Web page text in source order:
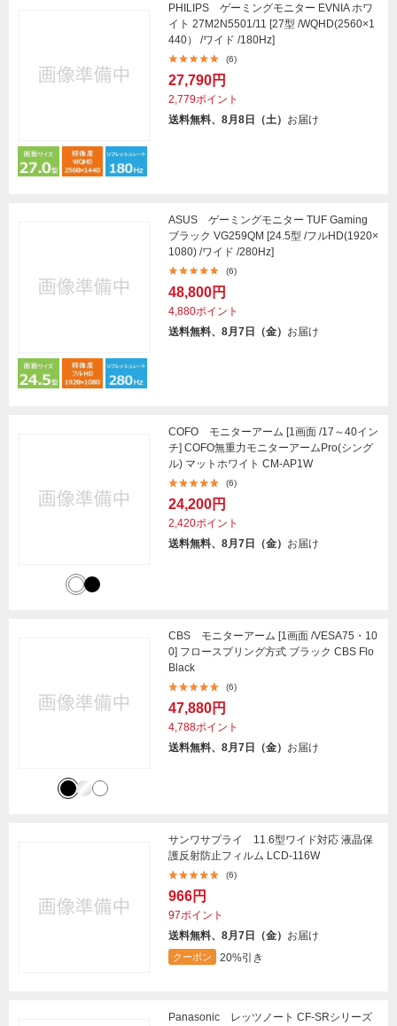
PHILIPS ゲーミングモニター EVNIA ホワ
イト 27M2N5501/11 [27型 /WQHD(2560×1
440） /ワイド /180Hz]
(6)
27,790円
2,779ポイント
送料無料、8月8日（土） お届け
ASUS ゲーミングモニター TUF Gaming
ブラック VG259QM [24.5型 /フルHD(1920×
1080) /ワイド /280Hz]
(6)
48,800円
4,880ポイント
送料無料、8月7日（金） お届け
COFO モニターアーム [1画面 /17～40イン
チ] COFO無重力モニターアームPro(シング
ル) マットホワイト CM-AP1W
(6)
24,200円
2,420ポイント
送料無料、8月7日（金） お届け
CBS モニターアーム [1画面 /VESA75・10
0] フロースプリング方式 ブラック CBS Flo
Black
(6)
47,880円
4,788ポイント
送料無料、8月7日（金） お届け
サンワサプライ 11.6型ワイド対応 液晶保
護反射防止フィルム LCD-116W
(6)
966円
97ポイント
送料無料、8月7日（金） お届け
クーポン 20%引き
Panasonic レッツノート CF-SRシリーズ